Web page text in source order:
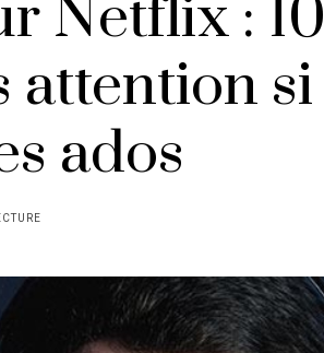
Netflix : 10
attention si
ados